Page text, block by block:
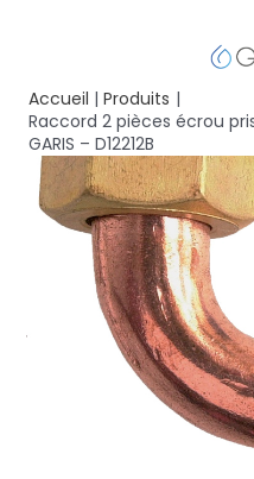
Accueil
Produits
Raccord 2 pièces écrou
GARIS – D12212B